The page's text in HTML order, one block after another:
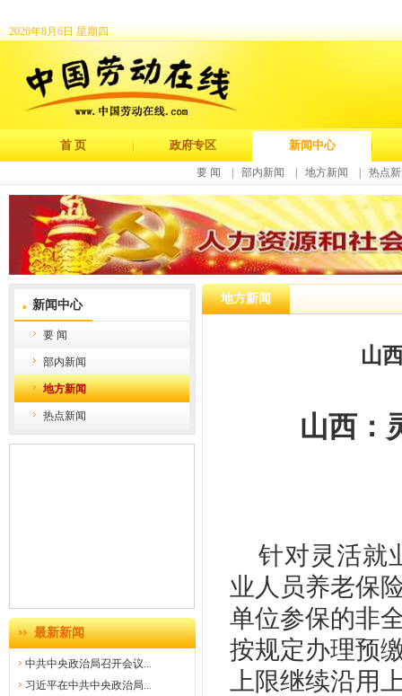
2026年8月6日 星期四
首 页 政府专区 新闻中心
要 闻 部内新闻 地方新闻 热点
新闻中心
要 闻
部内新闻
地方新闻
热点新闻
最新新闻
中共中央政治局召开会议...
习近平在中共中央政治局...
地方新闻
山
山西：
针对灵活就
业人员养老保
单位参保的非
按规定办理预
上限继续沿用